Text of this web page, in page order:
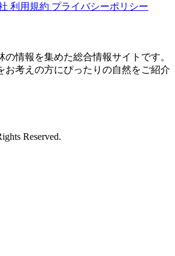
利用規約 プライバシーポリシー
の情報を集めた総合情報サイトです。
お考えの方にぴったりの自然をご紹介
Reserved.